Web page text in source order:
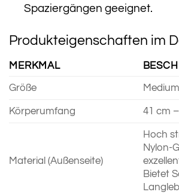
Spaziergängen geeignet.
Produkteigenschaften im
MERKMAL
Größe Medium
Körperumfang 41 cm
Material (Außenseite)
Hoch
Nylon-
Bietet